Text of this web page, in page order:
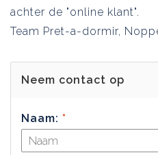
achter de "online klant".
Team Pret-a-dormir,
Neem contact op
Naam: *